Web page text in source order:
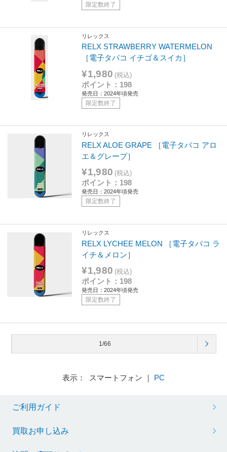
限定数終了
リレックス
RELX STRAWBERRY WATERMELON
［電子タバコ イチゴ＆スイカ］
¥1,980 (税込)
ポイント：198
発売日：2024年頃発売
限定数終了
リレックス
RELX ALOE GRAPE ［電子タバコ アロ
エ＆グレープ］
¥1,980 (税込)
ポイント：198
発売日：2024年頃発売
限定数終了
リレックス
RELX LYCHEE MELON ［電子タバコ ラ
イチ＆メロン］
¥1,980 (税込)
ポイント：198
発売日：2024年頃発売
限定数終了
1/66
表示： スマートフォン ｜ PC
ご利用ガイド
買取お申し込み